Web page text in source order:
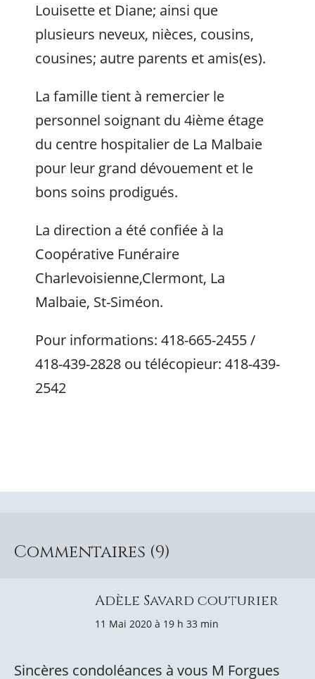
Louisette et Diane; ainsi que
plusieurs neveux, nièces, cousins,
cousines; autre parents et amis(es).
La famille tient à remercier le
personnel soignant du 4ième étage
du centre hospitalier de La Malbaie
pour leur grand dévouement et le
bons soins prodigués.
La direction a été confiée à la
Coopérative Funéraire
Charlevoisienne,Clermont, La
Malbaie, St-Siméon.
Pour informations: 418-665-2455 /
418-439-2828 ou télécopieur: 418-439-
2542
Commentaires (9)
Adèle Savard couturier
11 Mai 2020 à 19 h 33 min
Sincères condoléances à vous M Forgues